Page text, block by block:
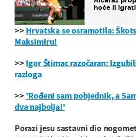
hoće li igrati
>> Hrvatska se osramotila:
Maksimiru!
>> Igor Štimac razočaran:
razloga
>> 'Rođeni sam pobjednik, a
dva najbolja!'
Porazi jesu sastavni dio